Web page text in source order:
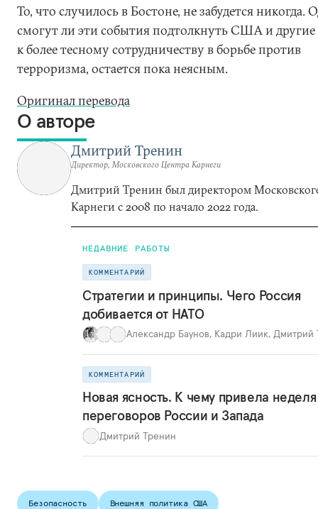
То, что случилось в Бостоне, не забудется никогда.
смогут ли эти события подтолкнуть США и
к более тесному сотрудничеству в борьбе против
терроризма, остается пока неясным.
Оригинал перевода
О авторе
Дмитрий Тренин
Директор, Московского Центра Карнеги
Дмитрий Тренин был директором
Карнеги с 2008 по начало 2022 года.
НЕДАВНИЕ РАБОТЫ
КОММЕНТАРИЙ
Стратегии и принципы. Чего Россия
добивается от НАТО
Александр Баунов, Кадри Лиик, Дмитрий
КОММЕНТАРИЙ
Новая ясность. К чему привела неделя
переговоров России и Запада
Дмитрий Тренин
Безопасность Внешняя политика США